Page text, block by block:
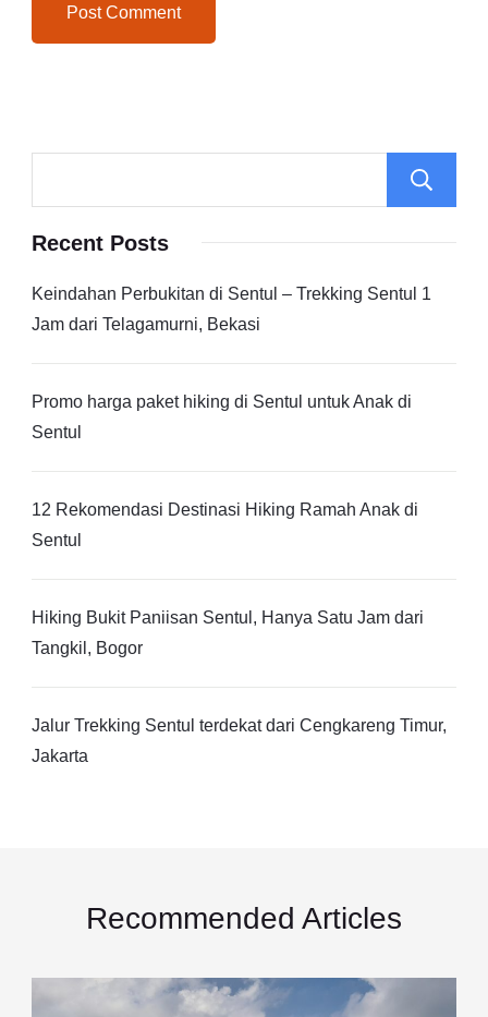
Recent Posts
Keindahan Perbukitan di Sentul – Trekking Sentul 1
Jam dari Telagamurni, Bekasi
Promo harga paket hiking di Sentul untuk Anak di
Sentul
12 Rekomendasi Destinasi Hiking Ramah Anak di
Sentul
Hiking Bukit Paniisan Sentul, Hanya Satu Jam dari
Tangkil, Bogor
Jalur Trekking Sentul terdekat dari Cengkareng Timur,
Jakarta
Recommended Articles